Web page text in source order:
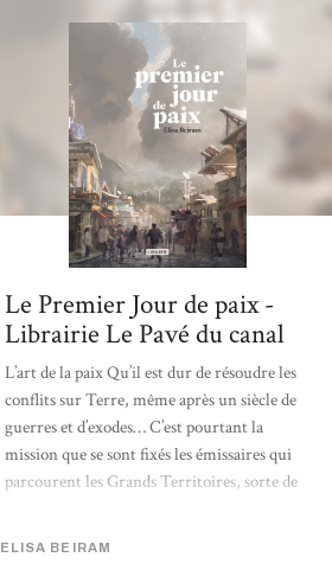
Le Premier Jour de paix -
Librairie Le Pavé du canal
L’art de la paix Qu’il est dur de résoudre les
conflits sur Terre, même après un siècle de
guerres et d’exodes… C’est pourtant la
mission que se sont fixés les émissaires qui
parcourent les Grands Territoires, sorte de
ELISA BEIRAM